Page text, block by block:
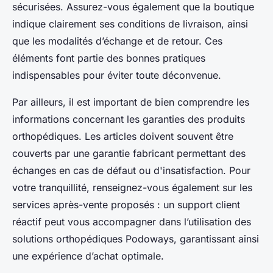
sécurisées. Assurez-vous également que la boutique
indique clairement ses conditions de livraison, ainsi
que les modalités d’échange et de retour. Ces
éléments font partie des bonnes pratiques
indispensables pour éviter toute déconvenue.
Par ailleurs, il est important de bien comprendre les
informations concernant les garanties des produits
orthopédiques. Les articles doivent souvent être
couverts par une garantie fabricant permettant des
échanges en cas de défaut ou d'insatisfaction. Pour
votre tranquillité, renseignez-vous également sur les
services après-vente proposés : un support client
réactif peut vous accompagner dans l’utilisation des
solutions orthopédiques Podoways, garantissant ainsi
une expérience d’achat optimale.